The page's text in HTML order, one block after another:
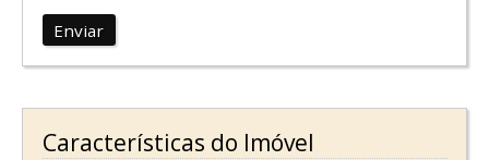
Enviar
Características do Imóvel